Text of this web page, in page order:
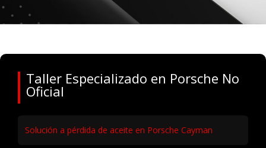
Taller Especializado en Porsche No
Oficial
Solución a pérdida de aceite en Porsche Cayman